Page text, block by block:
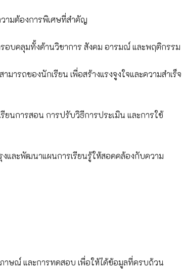
ามต้องการพิเศษที่สำคัญ
อบคลุมทั้งด้านวิชาการ สังคม อารมณ์ และพฤติกรรม
ารถของนักเรียน เพื่อสร้างแรงจูงใจและความสำเร็จ
นการสอน การปรับวิธีการประเมิน และการใช้
งและพัฒนาแผนการเรียนรู้ให้สอดคล้องกับความ
าษณ์ และการทดสอบ เพื่อให้ได้ข้อมูลที่ครบถ้วน